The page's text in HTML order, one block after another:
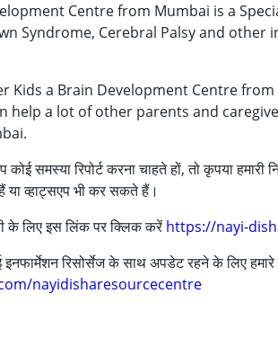
Centre from Mumbai is a
Syndrome, Cerebral Palsy and other
Kids a Brain Development Centre
help a lot of other parents and
समस्या रिपोर्ट करना चाहते हों, तो कृपया हमारी
व्हाट्सएप भी कर सकते हैं।
के लिए इस लिंक पर क्लिक करें https://nayi-
इनफार्मेशन रिसोर्सेज के साथ अपडेट रहने के लिए
nayidisharesourcecentre
सेवाएं उपलब्ध :
डिसऑर्डर (एडीडी/एडीएचडी)
years ,13 - 17 years ,above 18 years